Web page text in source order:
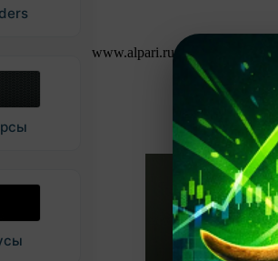
www.alpari.ru, «Золото